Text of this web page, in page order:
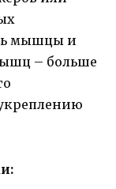
мышцы и
– больше